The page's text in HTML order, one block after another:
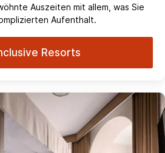
Auszeiten mit allem, was Sie
Aufenthalt.
Resorts